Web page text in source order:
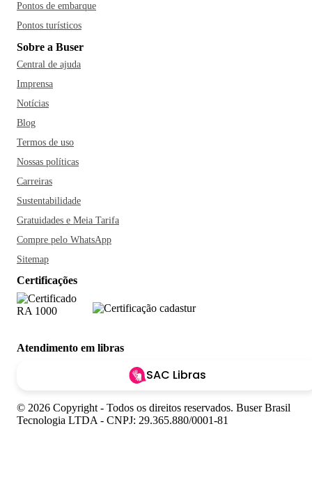
Pontos de embarque
Pontos turísticos
Sobre a Buser
Central de ajuda
Imprensa
Notícias
Blog
Termos de uso
Nossas políticas
Carreiras
Sustentabilidade
Gratuidades e Meia Tarifa
Compre pelo WhatsApp
Sitemap
Certificações
Atendimento em libras
SAC Libras
© 2026 Copyright - Todos os direitos reservados. Buser Brasil
Tecnologia LTDA - CNPJ: 29.365.880/0001-81